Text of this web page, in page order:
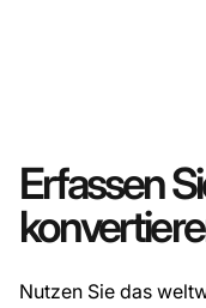
Erfassen
Nutzen Sie das